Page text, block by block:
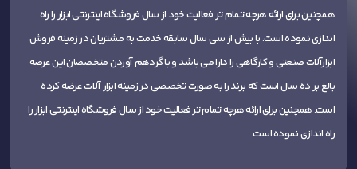
همچنین برای ارائه هرچه تمام تر فعالیت خود از سال فروشگاه اینترنتی ابزار را راه
اندازی نموده است. با بیش از سی سال سابقه خدمت به مشتریان در زمینه فروش
ابزارآلات صنعتی و کارگاهی را دارا می باشد و با گردهم آوردن متخصصان این عرصه
بالغ بر ده سال است که برند را به صورت تخصصی در زمینه ابزار آلات عرضه کرده
است. همچنین برای ارائه هرچه تمام تر فعالیت خود از سال فروشگاه اینترنتی ابزار را
راه اندازی نموده است.